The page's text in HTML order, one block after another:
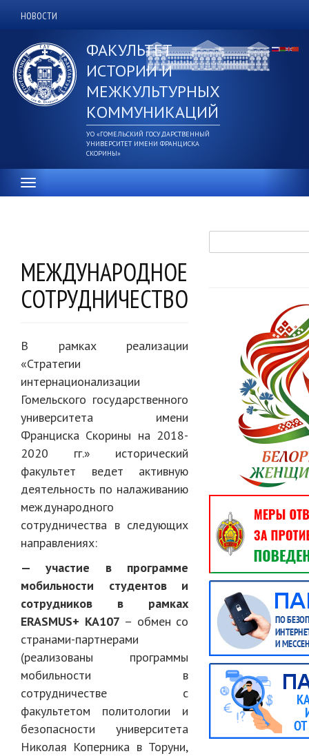
содержанию
Дополнительное
верхнее
меню
НОВОСТИ
ФАКУЛЬТЕТ
ИСТОРИИ И
МЕЖКУЛЬТУРНЫХ
КОММУНИКАЦИЙ
УО «ГОМЕЛЬСКИЙ ГОСУДАРСТВЕННЫЙ
УНИВЕРСИТЕТ ИМЕНИ ФРАНЦИСКА
СКОРИНЫ»
МЕЖДУНАРОДНОЕ
СОТРУДНИЧЕСТВО
В рамках реализации
«Стратегии
интернационализации
Гомельского государственного
университета имени
Франциска Скорины на 2018-
2020 гг.» исторический
факультет ведет активную
деятельность по налаживанию
международного
сотрудничества в следующих
направлениях:
— участие в программе
мобильности студентов и
сотрудников в рамках
ERASMUS+ KA107 – обмен со
странами-партнерами
(реализованы программы
мобильности в
сотрудничестве с
факультетом политологии и
безопасности университета
Николая Коперника в Торуни,